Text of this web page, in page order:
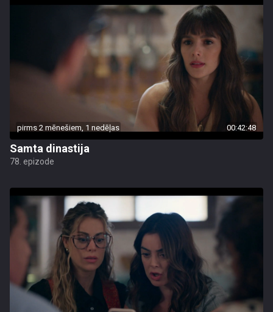
pirms 2 mēnešiem, 1 nedēļas 00:42:48
Samta dinastija
78. epizode